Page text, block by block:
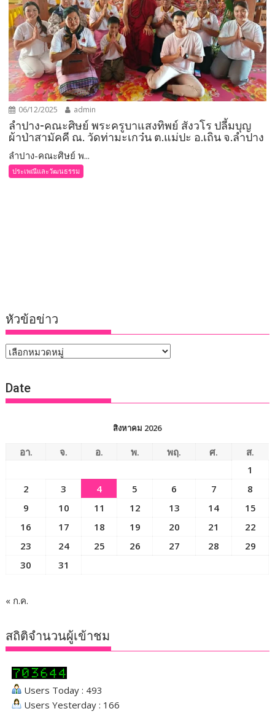
06/12/2025 admin
ลำปาง-คณะศิษย์ พระครูบาแสงทิพย์ สังวโร ปลี้มบุญ
ผ้าป่าสามัคคี ณ. วัดท่ามะเกว๋น ต.แม่ปะ อ.เถิน จ.ลำปาง
ลำปาง-คณะศิษย์ พ...
ประเพณีและวัฒนธรรม
หัวข้อข่าว
หัวข้อ
Date
สิงหาคม 2026
อา. จ. อ. พ. พฤ. ศ.
ส.
1
2
3 4 5 6 7
8
9
10 11 12 13 14
15
16
17 18 19 20 21
22
23
24 25 26 27 28
29
30
31
« ก.ค.
สถิติจำนวนผู้เข้าชม
Users Today : 493
Users Yesterday : 166